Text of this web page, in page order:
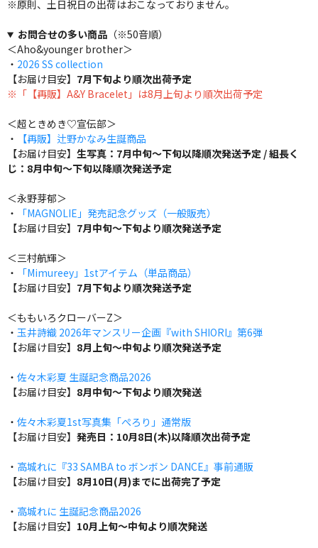
※原則、土日祝日の出荷はおこなっておりません。
お問合せの多い商品（※50音順）
＜Aho&younger brother＞
・ 2026 SS collection
【お届け目安】 7月下旬より順次出荷予定
※「【再販】A&Y Bracelet」は8月上旬より順次出荷予定
＜超ときめき♡宣伝部＞
・
【再販】辻野かなみ生誕商品
【お届け目安】 生写真：7月中旬～下旬以降順次発送予定 / 組長く
じ：8月中旬～下旬以降順次発送予定
＜永野芽郁＞
・
「MAGNOLIE」発売記念グッズ（一般販売）
【お届け目安】 7月中旬～下旬より順次発送予定
＜三村航輝＞
・
「Mimureey」1stアイテム（単品商品）
【お届け目安】 7月下旬より順次発送予定
＜ももいろクローバーZ＞
・ 玉井詩織 2026年マンスリー企画『with SHIORI』第6弾
【お届け目安】 8月上旬～中旬より順次発送予定
・ 佐々木彩夏 生誕記念商品2026
【お届け目安】 8月中旬～下旬より順次発送
・ 佐々木彩夏1st写真集「ぺろり」通常版
【お届け目安】 発売日：10月8日(木)以降順次出荷予定
・ 高城れに『33 SAMBA to ボンボン DANCE』事前通販
【お届け目安】 8月10日(月)までに出荷完了予定
・ 高城れに 生誕記念商品2026
【お届け目安】 10月上旬～中旬より順次発送